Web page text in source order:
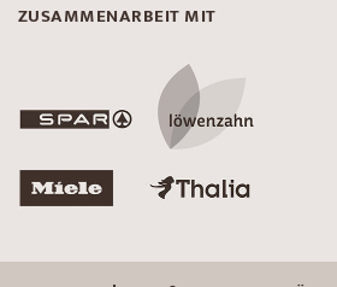
ZUSAMMENARBEIT MIT